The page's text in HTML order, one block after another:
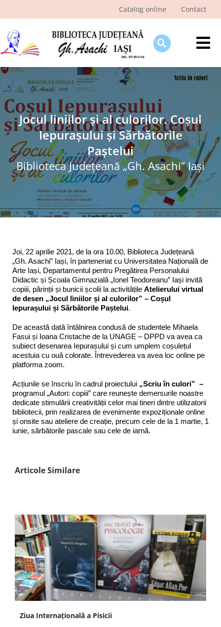
Catalog online Contact
Despre bibliotecă
Pagina cititorului
Ştiri şi evenimente
Programe şi proiecte
Interes public
Jocul liniilor și al culorilor. Coșul
Iepurașului și Sărbătorile
Paștelui
Biblioteca Judeţeană „Gh. Asachi” Iaşi
Joi, 22 aprilie 2021, de la ora 10.00, Biblioteca Județeană
„Gh. Asachi” Iași, în parteneriat cu Universitatea Națională de
Arte Iași, Departamentul pentru Pregătirea Personalului
Didactic și Școala Gimnazială „Ionel Teodoreanu” Iași invită
copiii, părinții și bunicii școlii la activitățile Atelierului virtual
de desen „Jocul liniilor și al culorilor” – Coșul
Iepurașului și Sărbătorile Paștelui.
De această dată întâlnirea condusă de studentele Mihaela
Fasui și Ioana Cristache de la UNAGE – DPPD va avea ca
subiect desenarea Iepurașului și cum umplem coșulețul
acestuia cu ouă colorate. Întrevederea va avea loc online pe
platforma zoom.
Acțiunile se înscriu în cadrul proiectului „Scriu în culori” –
programul „Autori: copiii” care reunește demersurile noastre
dedicate stimulării creativității celor mai tineri dintre utilizatorii
bibliotecii, prin realizarea de evenimente expoziționale online
și onsite sau ateliere de creație, precum cele de la 1 martie, 1
iunie, sărbătorile pascale sau cele de iarnă.
Articole Similare
Ziua Internațională a Pisicii